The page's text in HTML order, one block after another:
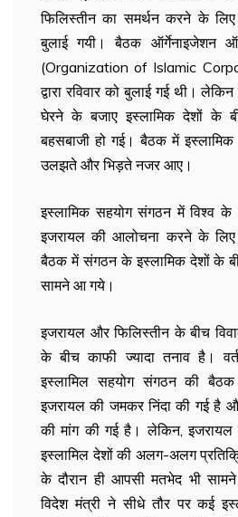
फिलिस्तीन का समर्थन करने के लिए
बुलाई गयी। बैठक ऑर्गेनाइजेशन
(Organization of Islamic
द्वारा रविवार को बुलाई गई थी।
घेरने के बजाए इस्लामिक देशों के
बहसबाजी हो गई। बैठक में
उलझते और भिड़ते नजर आए।
इस्लामिक सहयोग संगठन में विश्व
इजरायल की आलोचना करने के
बैठक में संगठन के इस्लामिक देशों के
सामने आ गये।
इजरायल और फिलिस्तीन के बीच
के बीच काफी ज्यादा तनाव है।
इस्लामिल सहयोग संगठन की
इजरायल की जमकर निंदा की गई है
की मांग की गई है। लेकिन,
इस्लामिल देशों की अलग-अलग
के दौरान ही आपसी मतभेद भी
विदेश मंत्री ने सीधे तौर पर कई